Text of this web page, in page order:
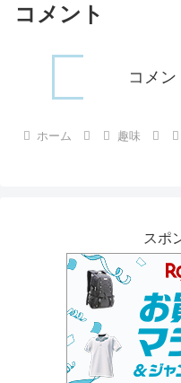
コメント
コメ
ホーム 趣味
スポ